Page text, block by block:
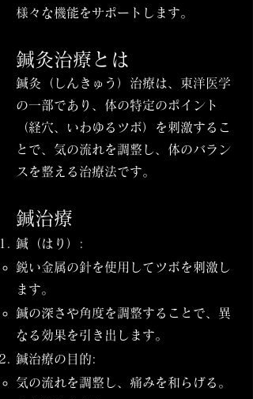
様々な機能をサポートします。
鍼灸治療とは
鍼灸（しんきゅう）治療は、東洋医学
の一部であり、体の特定のポイント
（経穴、いわゆるツボ）を刺激するこ
とで、気の流れを調整し、体のバラン
スを整える治療法です。
鍼治療
鍼（はり）:
鋭い金属の針を使用してツボを刺激し
ます。
鍼の深さや角度を調整することで、異
なる効果を引き出します。
鍼治療の目的:
気の流れを調整し、痛みを和らげる。